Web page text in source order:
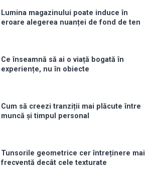
Lumina magazinului poate induce în
eroare alegerea nuanței de fond de ten
Ce înseamnă să ai o viață bogată în
experiențe, nu în obiecte
Cum să creezi tranziții mai plăcute între
muncă și timpul personal
Tunsorile geometrice cer întreținere mai
frecventă decât cele texturate